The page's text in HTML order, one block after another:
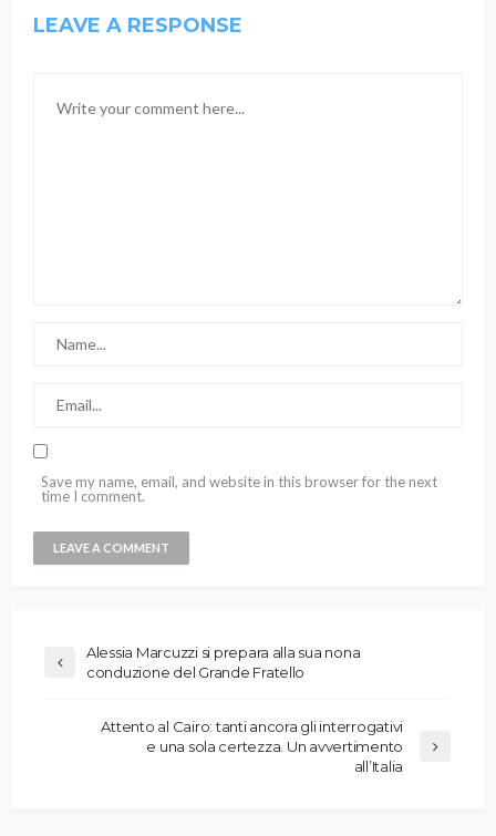
LEAVE A RESPONSE
Save my name, email, and website in this browser for the next
time I comment.
Alessia Marcuzzi si prepara alla sua nona
conduzione del Grande Fratello
Attento al Cairo: tanti ancora gli interrogativi
e una sola certezza. Un avvertimento
all’Italia